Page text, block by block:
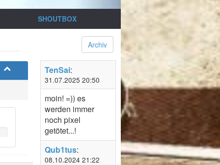
SHOUTBOX
Archiv
TenSai:
31.07.2025 20:50
moin! =)) es
werden immer
noch pixel
getötet...!
Qub1tus:
08.10.2024 21:22